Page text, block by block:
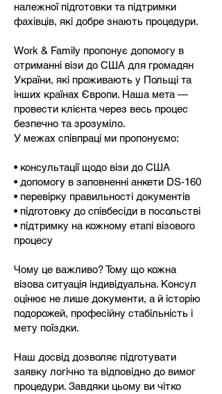
належної підготовки та підтримки
фахівців, які добре знають процедури.
Work & Family пропонує допомогу в
отриманні візи до США для громадян
України, які проживають у Польщі та
інших країнах Європи. Наша мета —
провести клієнта через весь процес
безпечно та зрозуміло.
У межах співпраці ми пропонуємо:
• консультації щодо візи до США
• допомогу в заповненні анкети DS-160
• перевірку правильності документів
• підготовку до співбесіди в посольстві
• підтримку на кожному етапі візового
процесу
Чому це важливо? Тому що кожна
візова ситуація індивідуальна. Консул
оцінює не лише документи, а й історію
подорожей, професійну стабільність і
мету поїздки.
Наш досвід дозволяє підготувати
заявку логічно та відповідно до вимог
процедури. Завдяки цьому ви чітко